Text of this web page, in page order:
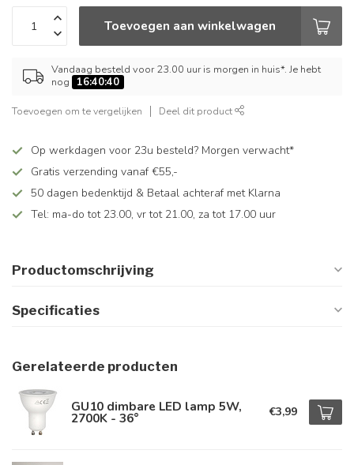
Toevoegen aan winkelwagen
Vandaag besteld voor 23.00 uur is morgen in huis*. Je hebt
nog
16:40:40
Toevoegen om te vergelijken Deel dit product
Op werkdagen voor 23u besteld? Morgen verwacht*
Gratis verzending vanaf €55,-
50 dagen bedenktijd & Betaal achteraf met Klarna
Tel: ma-do tot 23.00, vr tot 21.00, za tot 17.00 uur
Productomschrijving
Specificaties
Gerelateerde producten
GU10 dimbare LED lamp 5W,
2700K - 36° €3,99